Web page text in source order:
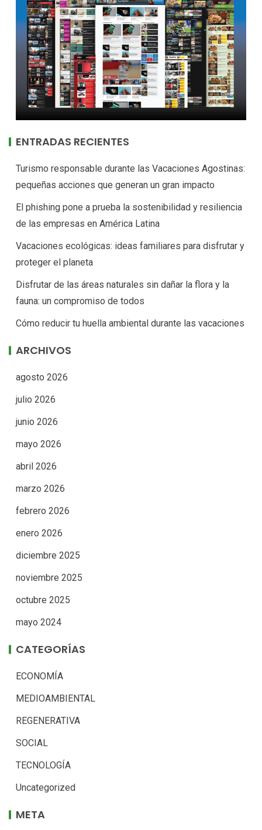
ENTRADAS RECIENTES
Turismo responsable durante las Vacaciones Agostinas:
pequeñas acciones que generan un gran impacto
El phishing pone a prueba la sostenibilidad y resiliencia
de las empresas en América Latina
Vacaciones ecológicas: ideas familiares para disfrutar y
proteger el planeta
Disfrutar de las áreas naturales sin dañar la flora y la
fauna: un compromiso de todos
Cómo reducir tu huella ambiental durante las vacaciones
ARCHIVOS
agosto 2026
julio 2026
junio 2026
mayo 2026
abril 2026
marzo 2026
febrero 2026
enero 2026
diciembre 2025
noviembre 2025
octubre 2025
mayo 2024
CATEGORÍAS
ECONOMÍA
MEDIOAMBIENTAL
REGENERATIVA
SOCIAL
TECNOLOGÍA
Uncategorized
META